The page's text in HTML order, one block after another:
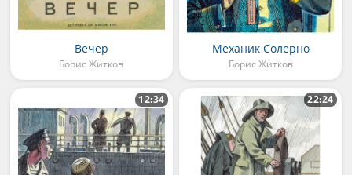
Вечер
Борис Житков
Механик Солерно
Борис Житков
12:34 22:24